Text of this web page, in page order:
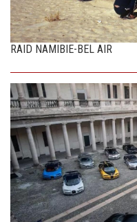
RAID NAMIBIE-BEL AIR